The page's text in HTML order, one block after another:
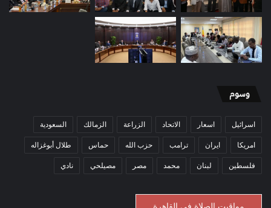
وسوم
اسرائيل اسعار الاتحاد الزراعة الزمالك السعودية
امريكا ايران ترامب حزب الله حماس طلال أبوغزاله
فلسطين لبنان محمد مصر مصيلحي نادي